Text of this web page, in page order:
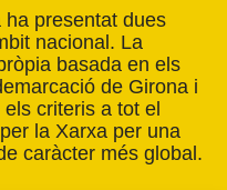
presentat dues
nacional. La
basada en els
de Girona i
els criteris a tot el
la Xarxa per una
caràcter més global.